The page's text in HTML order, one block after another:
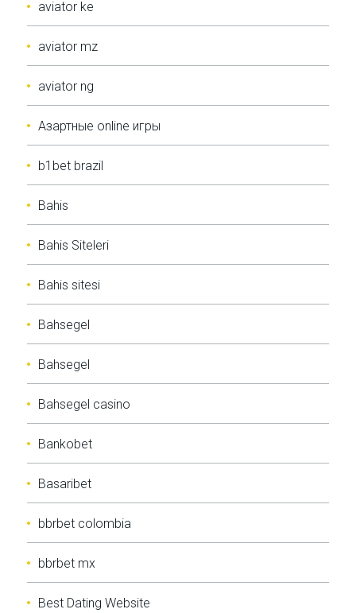
aviator ke
aviator mz
aviator ng
Aзартные online игры
b1bet brazil
Bahis
Bahis Siteleri
Bahis sitesi
Bahsegel
Bahsegel
Bahsegel casino
Bankobet
Basaribet
bbrbet colombia
bbrbet mx
Best Dating Website